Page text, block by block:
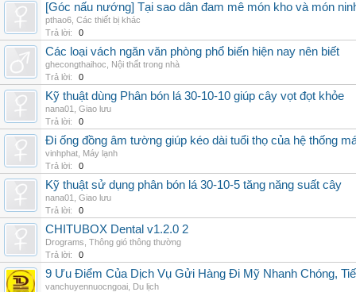
[Góc nấu nướng] Tại sao dân đam mê món kho và món
pthao6 Các thiết bị khác
Trả lời:
0
Các loại vách ngăn văn phòng phổ biến hiện nay nên biết
ghecongthaihoc
Nội thất trong nhà
Trả lời:
0
Kỹ thuật dùng Phân bón lá 30-10-10 giúp cây vọt đọt khỏe
nana01
Giao lưu
Trả lời:
0
Đi ống đồng âm tường giúp kéo dài tuổi thọ của hệ thống
vinhphat Máy lạnh
Trả lời:
0
Kỹ thuật sử dụng phân bón lá 30-10-5 tăng năng suất cây
nana01
Giao lưu
Trả lời:
0
CHITUBOX Dental v1.2.0 2
Drograms Thông gió thông thường
Trả lời:
0
9 Ưu Điểm Của Dịch Vụ Gửi Hàng Đi Mỹ Nhanh Chóng,
vanchuyennuocngoai Du lịch